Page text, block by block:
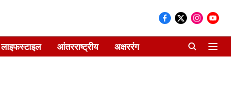
लाइफस्टाइल आंतरराष्ट्रीय अक्षररंग